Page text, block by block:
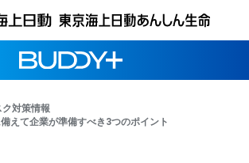
対策情報
えて企業が準備すべき3つのポイント